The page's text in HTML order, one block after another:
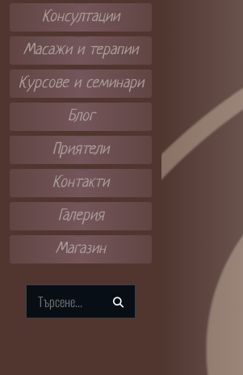
Консултации
Масажи и терапии
Курсове и семинари
Блог
Приятели
Контакти
Галерия
Магазин
Search
for: